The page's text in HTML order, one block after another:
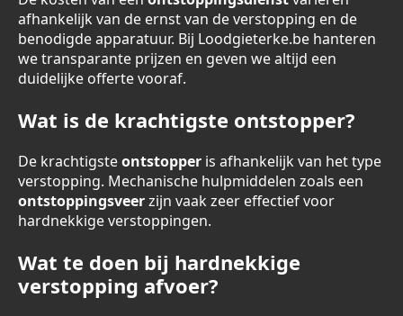
afhankelijk van de ernst van de verstopping en de
benodigde apparatuur. Bij Loodgieterke.be hanteren
we transparante prijzen en geven we altijd een
duidelijke offerte vooraf.
Wat is de krachtigste ontstopper?
De krachtigsteontstopper is afhankelijk van het type
verstopping. Mechanische hulpmiddelen zoals een
ontstoppingsveerzijn vaak zeer effectief voor
hardnekkige verstoppingen.
Wat te doen bij hardnekkige
verstopping afvoer?